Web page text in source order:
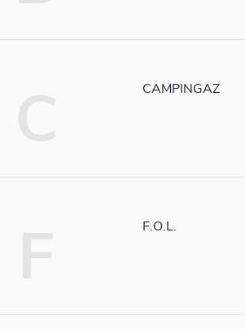
CAMPINGAZ
F.O.L.